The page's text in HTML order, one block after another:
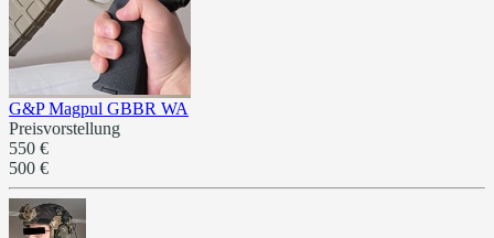
G&P Magpul GBBR WA
Preisvorstellung
550 €
500 €